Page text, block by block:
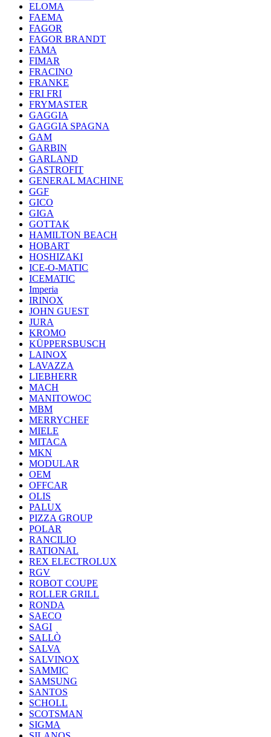
ELOMA
FAEMA
FAGOR
FAGOR BRANDT
FAMA
FIMAR
FRACINO
FRANKE
FRI FRI
FRYMASTER
GAGGIA
GAGGIA SPAGNA
GAM
GARBIN
GARLAND
GASTROFIT
GENERAL MACHINE
GGF
GICO
GIGA
GOTTAK
HAMILTON BEACH
HOBART
HOSHIZAKI
ICE-O-MATIC
ICEMATIC
Imperia
IRINOX
JOHN GUEST
JURA
KROMO
KÜPPERSBUSCH
LAINOX
LAVAZZA
LIEBHERR
MACH
MANITOWOC
MBM
MERRYCHEF
MIELE
MITACA
MKN
MODULAR
OEM
OFFCAR
OLIS
PALUX
PIZZA GROUP
POLAR
RANCILIO
RATIONAL
REX ELECTROLUX
RGV
ROBOT COUPE
ROLLER GRILL
RONDA
SAECO
SAGI
SALLÒ
SALVA
SALVINOX
SAMMIC
SAMSUNG
SANTOS
SCHOLL
SCOTSMAN
SIGMA